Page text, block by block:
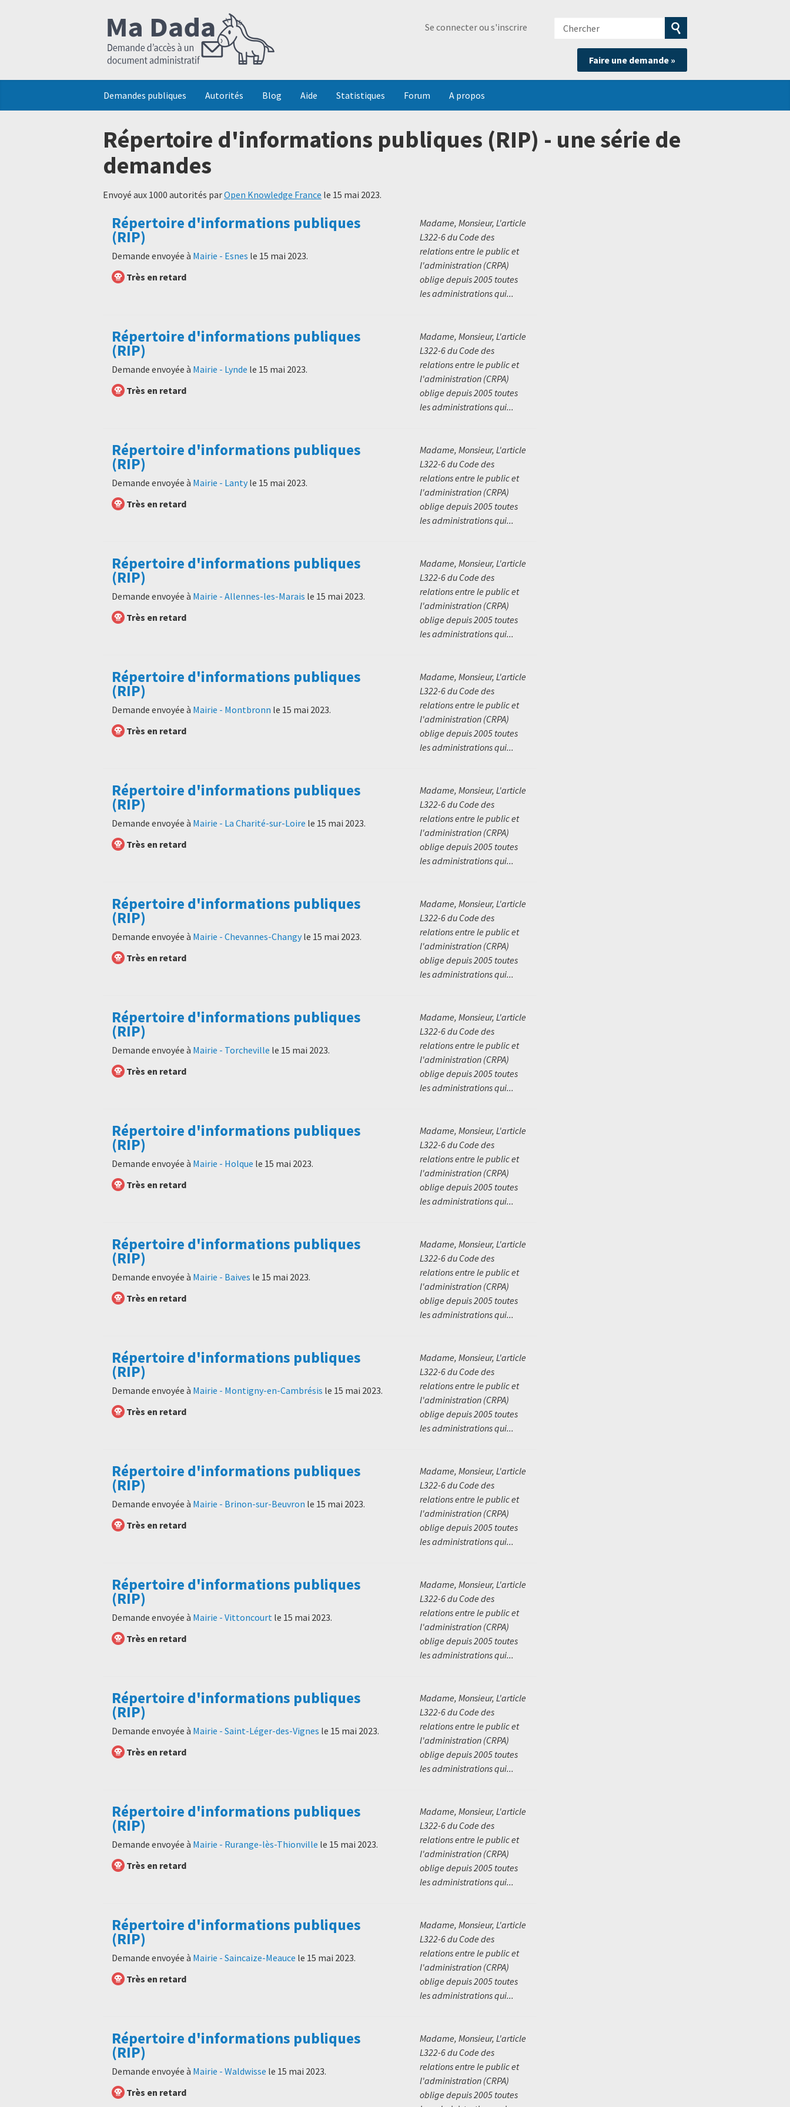
Se connecter ou s'inscrire
Chercher
Soumettre
la
recherche
Faire une demande »
Demandes publiques Autorités Blog Aide Statistiques Forum A propos
Répertoire d'informations publiques (RIP) - une série de
demandes
Envoyé aux 1000 autorités parOpen Knowledge France le 15 mai 2023.
Répertoire d'informations publiques
(RIP)
Demande envoyée à Mairie - Esnes le 15 mai 2023.
Très en retard
Madame, Monsieur, L'article
L322-6 du Code des
relations entre le public et
l'administration (CRPA)
oblige depuis 2005 toutes
les administrations qui...
Répertoire d'informations publiques
(RIP)
Demande envoyée à Mairie - Lynde le 15 mai 2023.
Très en retard
Madame, Monsieur, L'article
L322-6 du Code des
relations entre le public et
l'administration (CRPA)
oblige depuis 2005 toutes
les administrations qui...
Répertoire d'informations publiques
(RIP)
Demande envoyée à Mairie - Lantyle 15 mai 2023.
Très en retard
Madame, Monsieur, L'article
L322-6 du Code des
relations entre le public et
l'administration (CRPA)
oblige depuis 2005 toutes
les administrations qui...
Répertoire d'informations publiques
(RIP)
Demande envoyée à Mairie - Allennes-les-Marais le 15 mai 2023.
Très en retard
Madame, Monsieur, L'article
L322-6 du Code des
relations entre le public et
l'administration (CRPA)
oblige depuis 2005 toutes
les administrations qui...
Répertoire d'informations publiques
(RIP)
Demande envoyée à Mairie - Montbronn le 15 mai 2023.
Très en retard
Madame, Monsieur, L'article
L322-6 du Code des
relations entre le public et
l'administration (CRPA)
oblige depuis 2005 toutes
les administrations qui...
Répertoire d'informations publiques
(RIP)
Demande envoyée à Mairie - La Charité-sur-Loire le 15 mai 2023.
Très en retard
Madame, Monsieur, L'article
L322-6 du Code des
relations entre le public et
l'administration (CRPA)
oblige depuis 2005 toutes
les administrations qui...
Répertoire d'informations publiques
(RIP)
Demande envoyée à Mairie - Chevannes-Changyle 15 mai 2023.
Très en retard
Madame, Monsieur, L'article
L322-6 du Code des
relations entre le public et
l'administration (CRPA)
oblige depuis 2005 toutes
les administrations qui...
Répertoire d'informations publiques
(RIP)
Demande envoyée à Mairie - Torcheville le 15 mai 2023.
Très en retard
Madame, Monsieur, L'article
L322-6 du Code des
relations entre le public et
l'administration (CRPA)
oblige depuis 2005 toutes
les administrations qui...
Répertoire d'informations publiques
(RIP)
Demande envoyée à Mairie - Holque le 15 mai 2023.
Très en retard
Madame, Monsieur, L'article
L322-6 du Code des
relations entre le public et
l'administration (CRPA)
oblige depuis 2005 toutes
les administrations qui...
Répertoire d'informations publiques
(RIP)
Demande envoyée à Mairie - Baives le 15 mai 2023.
Très en retard
Madame, Monsieur, L'article
L322-6 du Code des
relations entre le public et
l'administration (CRPA)
oblige depuis 2005 toutes
les administrations qui...
Répertoire d'informations publiques
(RIP)
Demande envoyée à Mairie - Montigny-en-Cambrésis le 15 mai 2023.
Très en retard
Madame, Monsieur, L'article
L322-6 du Code des
relations entre le public et
l'administration (CRPA)
oblige depuis 2005 toutes
les administrations qui...
Répertoire d'informations publiques
(RIP)
Demande envoyée à Mairie - Brinon-sur-Beuvron le 15 mai 2023.
Très en retard
Madame, Monsieur, L'article
L322-6 du Code des
relations entre le public et
l'administration (CRPA)
oblige depuis 2005 toutes
les administrations qui...
Répertoire d'informations publiques
(RIP)
Demande envoyée à Mairie - Vittoncourt le 15 mai 2023.
Très en retard
Madame, Monsieur, L'article
L322-6 du Code des
relations entre le public et
l'administration (CRPA)
oblige depuis 2005 toutes
les administrations qui...
Répertoire d'informations publiques
(RIP)
Demande envoyée à Mairie - Saint-Léger-des-Vignes le 15 mai 2023.
Très en retard
Madame, Monsieur, L'article
L322-6 du Code des
relations entre le public et
l'administration (CRPA)
oblige depuis 2005 toutes
les administrations qui...
Répertoire d'informations publiques
(RIP)
Demande envoyée à Mairie - Rurange-lès-Thionville le 15 mai 2023.
Très en retard
Madame, Monsieur, L'article
L322-6 du Code des
relations entre le public et
l'administration (CRPA)
oblige depuis 2005 toutes
les administrations qui...
Répertoire d'informations publiques
(RIP)
Demande envoyée à Mairie - Saincaize-Meauce le 15 mai 2023.
Très en retard
Madame, Monsieur, L'article
L322-6 du Code des
relations entre le public et
l'administration (CRPA)
oblige depuis 2005 toutes
les administrations qui...
Répertoire d'informations publiques
(RIP)
Demande envoyée à Mairie - Waldwisse le 15 mai 2023.
Très en retard
Madame, Monsieur, L'article
L322-6 du Code des
relations entre le public et
l'administration (CRPA)
oblige depuis 2005 toutes